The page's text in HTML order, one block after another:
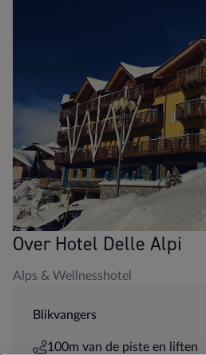
Over Hotel Delle Alpi
Alps & Wellnesshotel
Blikvangers
100m van de piste en liften